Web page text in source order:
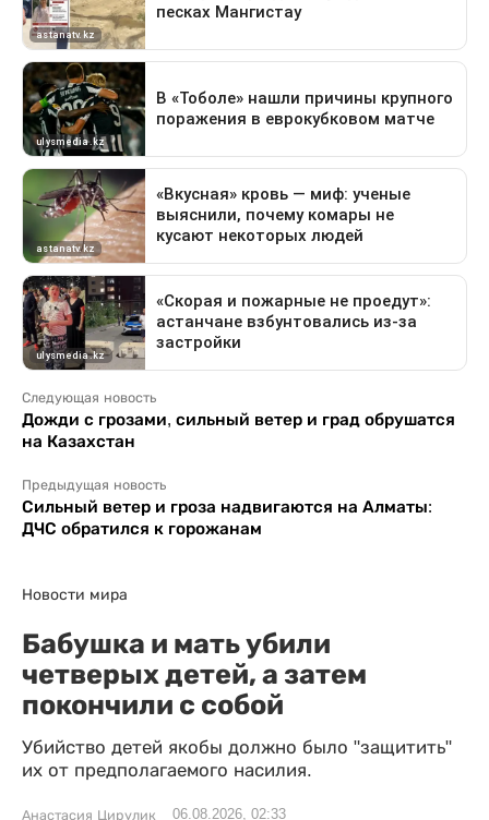
Следующая новость
Дожди с грозами, сильный ветер и град обрушатся
на Казахстан
Предыдущая новость
Сильный ветер и гроза надвигаются на Алматы:
ДЧС обратился к горожанам
Новости мира
Бабушка и мать убили
четверых детей, а затем
покончили с собой
Убийство детей якобы должно было "защитить"
их от предполагаемого насилия.
Анастасия Цирулик 06.08.2026, 02:33